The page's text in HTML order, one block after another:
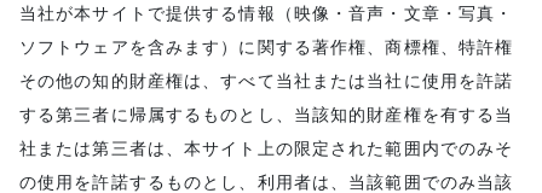
当社が本サイトで提供する情報（映像・音声・文章・写真・
ソフトウェアを含みます）に関する著作権、商標権、特許権
その他の知的財産権は、すべて当社または当社に使用を許諾
する第三者に帰属するものとし、当該知的財産権を有する当
社または第三者は、本サイト上の限定された範囲内でのみそ
の使用を許諾するものとし、利用者は、当該範囲でのみ当該